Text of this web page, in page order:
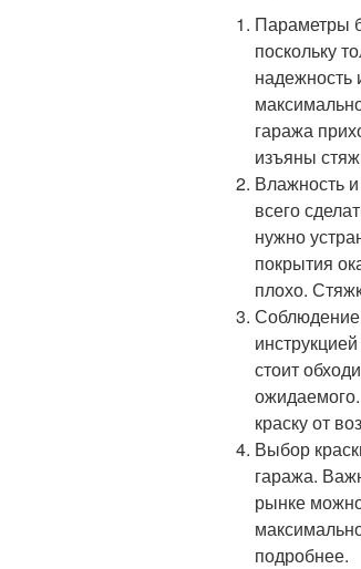
Параметры
поскольку
надежность
гаража
изъяны
Влажность
всего
нужно
покрытия
плохо.
Соблюдение
стоит
краску от
Выбор
гаража.
рынке
подробнее.